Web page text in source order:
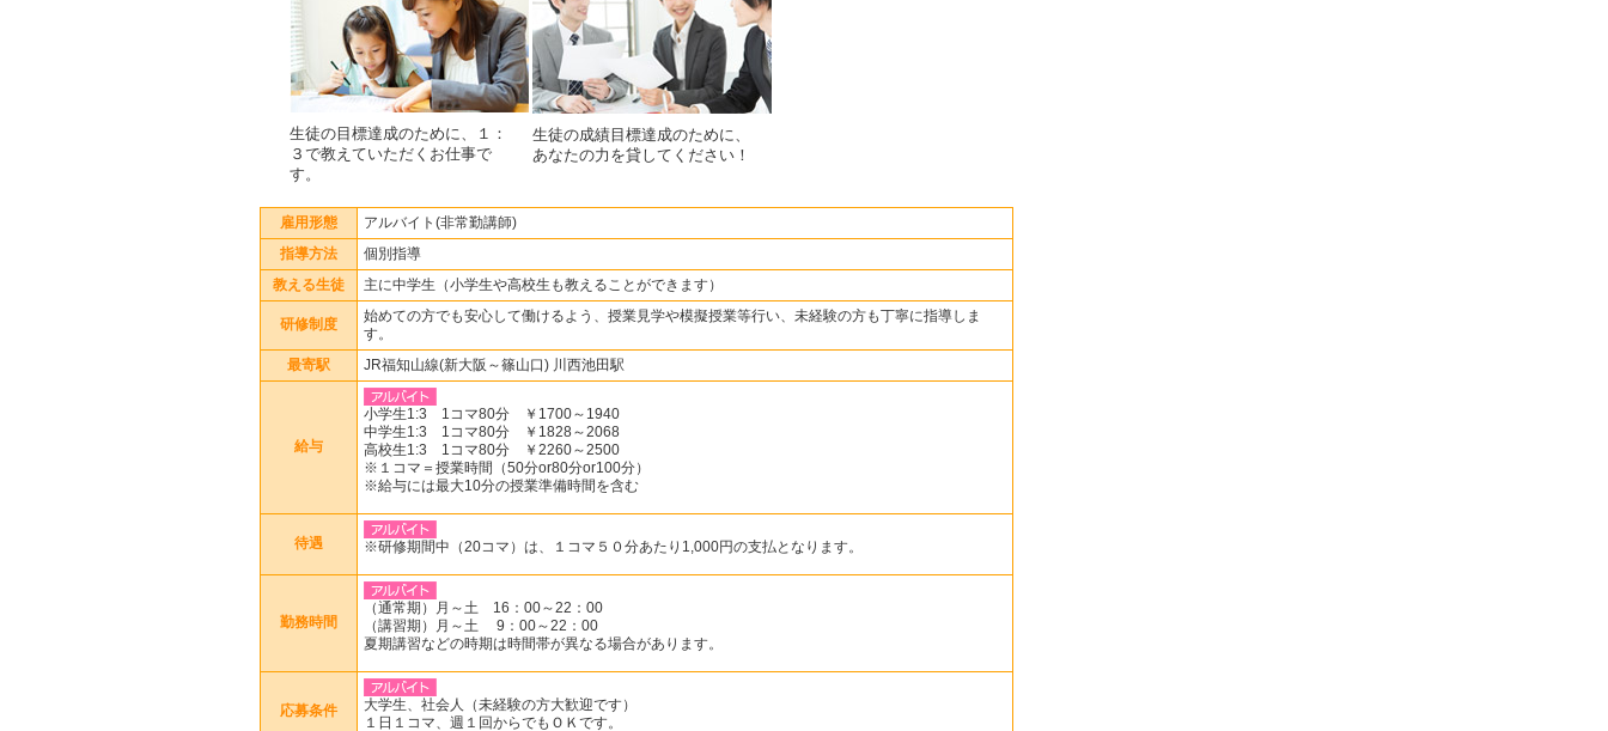
生徒の目標達成のために、１：
３で教えていただくお仕事で
す。
生徒の成績目標達成のために、
あなたの力を貸してください！
雇用形態 アルバイト(非常勤講師)
指導方法 個別指導
教える生徒 主に中学生（小学生や高校生も教えることができます）
研修制度
始めての方でも安心して働けるよう、授業見学や模擬授業等行い、未経験の方も丁寧に指導しま
す。
最寄駅 JR福知山線(新大阪～篠山口) 川西池田駅
給与
小学生1:3 1コマ80分 ￥1700～1940
中学生1:3 1コマ80分 ￥1828～2068
高校生1:3 1コマ80分 ￥2260～2500
※１コマ＝授業時間（50分or80分or100分）
※給与には最大10分の授業準備時間を含む
待遇 ※研修期間中（20コマ）は、１コマ５０分あたり1,000円の支払となります。
勤務時間
（通常期）月～土 16：00～22：00
（講習期）月～土 9：00～22：00
夏期講習などの時期は時間帯が異なる場合があります。
応募条件
大学生、社会人（未経験の方大歓迎です）
１日１コマ、週１回からでもＯＫです。